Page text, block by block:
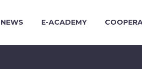
NEWS E-ACADEMY